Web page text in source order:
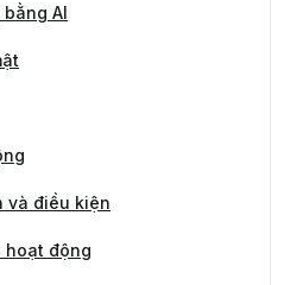
AI
và điều kiện
hoạt động